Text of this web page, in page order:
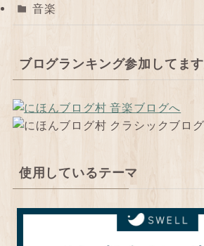
音楽
ブログランキング参加してます
使用しているテーマ